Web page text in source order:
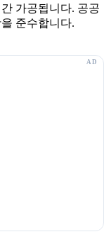
가공됩니다. 공공
준수합니다.